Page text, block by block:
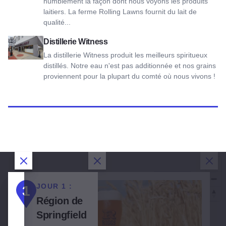
laitiers. La ferme Rolling Lawns fournit du lait de
qualité...
Distillerie Witness
La distillerie Witness produit les meilleurs spiritueux
distillés. Notre eau n'est pas additionnée et nos grains
proviennent pour la plupart du comté où nous vivons !
Voir la distillerie Witness
Fermer la boîte de dialogue
1 JOUR 1 :
Région de
Springfield
Fermer la boîte de dialogue
2 JOUR 2 :
Bloomington-
Normal,
Fermer la boîte de dialogue
3 JOUR 3 :
Charleston,
Effingham,